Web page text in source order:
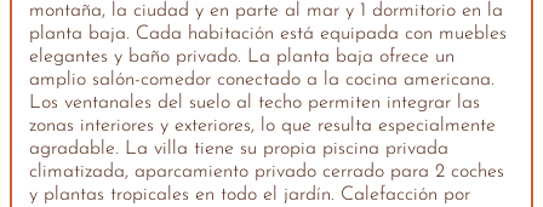
montaña, la ciudad y en parte al mar y 1 dormitorio en la
planta baja. Cada habitación está equipada con muebles
elegantes y baño privado. La planta baja ofrece un
amplio salón-comedor conectado a la cocina americana.
Los ventanales del suelo al techo permiten integrar las
zonas interiores y exteriores, lo que resulta especialmente
agradable. La villa tiene su propia piscina privada
climatizada, aparcamiento privado cerrado para 2 coches
y plantas tropicales en todo el jardín. Calefacción por